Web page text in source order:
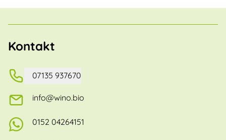
Kontakt
07135 937670
info@wino.bio
0152 04264151